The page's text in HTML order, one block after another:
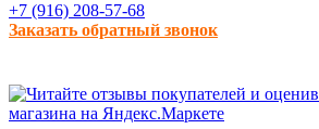
+7 (916) 208-57-68
Заказать обратный звонок